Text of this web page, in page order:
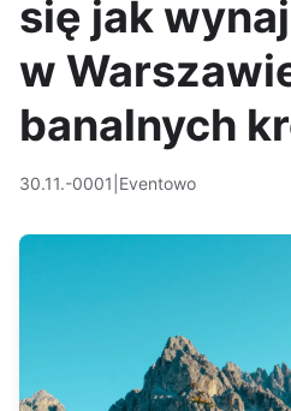
się jak
w
banalnych
30.11.-0001 Eventowo